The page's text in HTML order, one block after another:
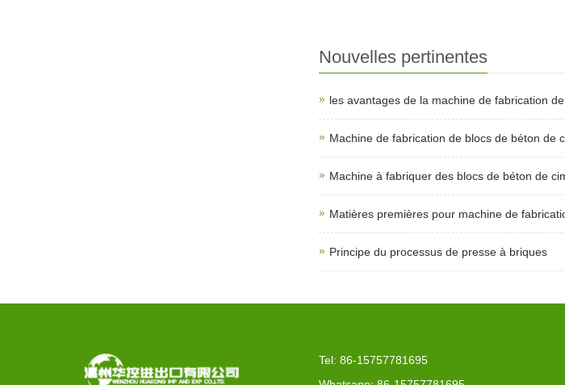
Nouvelles pertinentes
les avantages de la machine de fabrication
Machine de fabrication de blocs de béton de
Machine à fabriquer des blocs de béton de
Matières premières pour machine de
Principe du processus de presse à briques
Tel: 86-15757781695